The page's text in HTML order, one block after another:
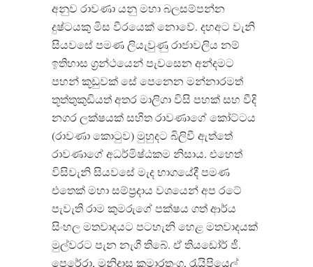
අනුව රාවණා යනු මහා බලසම්පන්න
දුෂ්ටයකු මිස වීරයෙක් නොවේ. දහඅට වැනි
සියවසේ පමණ ලියැවුණු රාජාවලිය නම්
ඉතිහාස ග්‍රන්ථයෙන් පැවසෙන අන්දමට
පහන් කූඩුවක් සේ පෙනෙන මන්නාරමත්
තූත්තුකුඩියත් අතර මාලිගා විසි පහක් සහ වීදි
නගර ලක්ෂයක් සහිත රාවණාගේ කෝට්ටය
(රාවණා කොටුව) මුහුදට බිලිවී ඇත්තේ
රාවණාගේ අධර්මිෂ්ඨකම නිසාය. එහෙත්
විසිවැනි සියවසේ මැද භාගයේදී පමණ
එතෙක් මහා සම්ප්‍රදාය වශයෙන් අප රටේ
පැවැති රාම කුමරුගේ පක්ෂය ගත් ආර්ය
සිංහල මතවාදයට පටහැනි හෙළ මතවාදයක්
මුල්වරට පැන නැගී තිබේ. ඒ තියඩෝර් ජී.
පෙරේරා, මුනිදාස කුමාරතුංග, රැයිපියෙල්